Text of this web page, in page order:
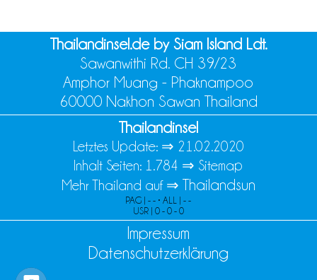
Thailandinsel.de by Siam Island Ldt.
Sawanwithi Rd. CH 39/23
Amphor Muang - Phaknampoo
60000 Nakhon Sawan Thailand
Thailandinsel
Letztes Update: ⇒ 21.02.2020
Inhalt Seiten: 1.784 ⇒ Sitemap
Mehr Thailand auf ⇒ Thailandsun
PAG | - - • ALL | - -
USR | 0 - 0 - 0
Impressum
Datenschutzerklärung